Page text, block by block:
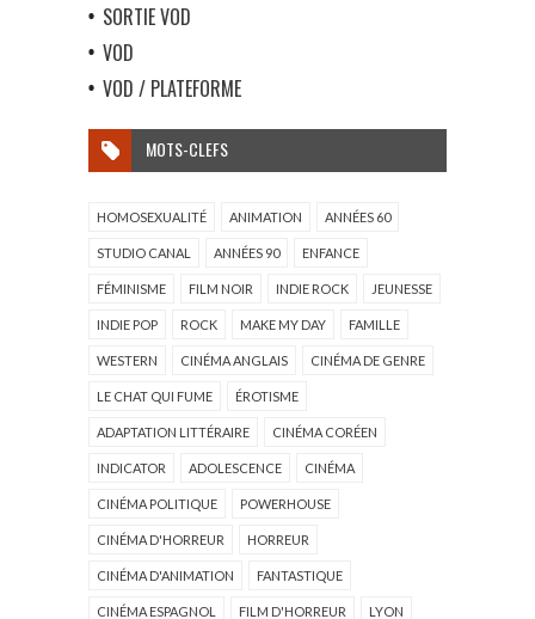
SORTIE VOD
VOD
VOD / PLATEFORME
MOTS-CLEFS
HOMOSEXUALITÉ ANIMATION ANNÉES 60
STUDIO CANAL ANNÉES 90 ENFANCE
FÉMINISME FILM NOIR INDIE ROCK JEUNESSE
INDIE POP ROCK MAKE MY DAY FAMILLE
WESTERN CINÉMA ANGLAIS CINÉMA DE GENRE
LE CHAT QUI FUME ÉROTISME
ADAPTATION LITTÉRAIRE CINÉMA CORÉEN
INDICATOR ADOLESCENCE CINÉMA
CINÉMA POLITIQUE POWERHOUSE
CINÉMA D'HORREUR HORREUR
CINÉMA D'ANIMATION FANTASTIQUE
CINÉMA ESPAGNOL FILM D'HORREUR LYON